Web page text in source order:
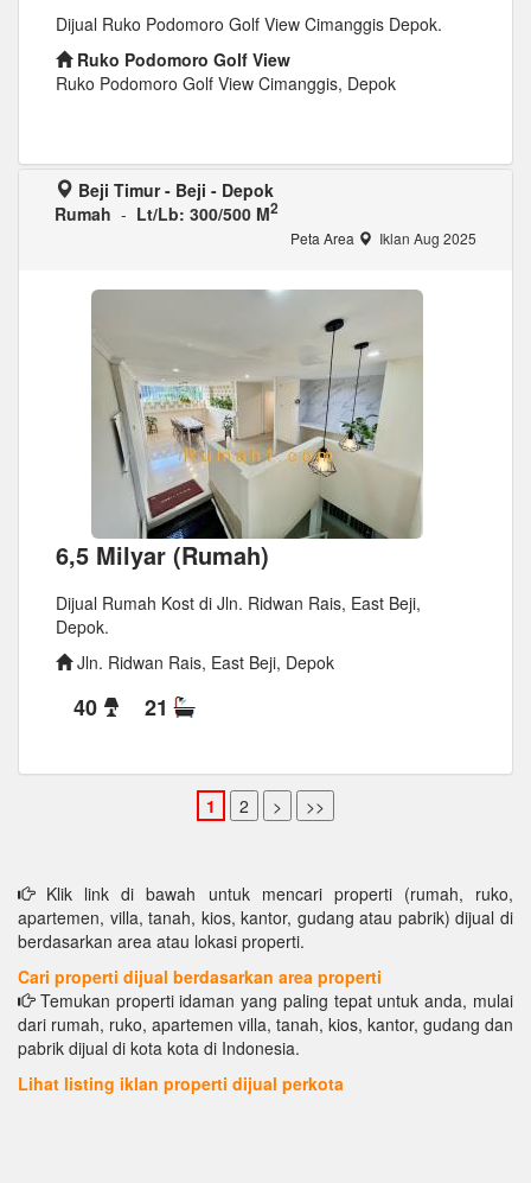
Dijual Ruko Podomoro Golf View Cimanggis Depok.
Ruko Podomoro Golf View
Ruko Podomoro Golf View Cimanggis, Depok
Beji Timur - Beji - Depok
Rumah - Lt/Lb: 300/500 M2
Peta Area Iklan Aug 2025
6,5 Milyar (Rumah)
Dijual Rumah Kost di Jln. Ridwan Rais, East Beji,
Depok.
Jln. Ridwan Rais, East Beji, Depok
40 21
Klik link di bawah untuk mencari properti (rumah, ruko,
apartemen, villa, tanah, kios, kantor, gudang atau pabrik) dijual di
berdasarkan area atau lokasi properti.
Cari properti dijual berdasarkan area properti
Temukan properti idaman yang paling tepat untuk anda, mulai
dari rumah, ruko, apartemen villa, tanah, kios, kantor, gudang dan
pabrik dijual di kota kota di Indonesia.
Lihat listing iklan properti dijual perkota